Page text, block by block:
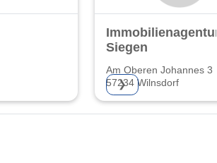
Immobilienagentur
Siegen
Am Oberen Johannes 3
57234 Wilnsdorf
❯